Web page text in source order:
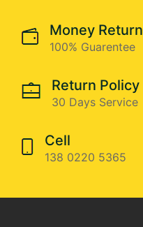
Money Return
100% Guarentee
Return Policy
30 Days Service
Cell
138 0220 5365